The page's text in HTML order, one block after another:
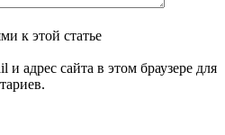
к этой статье
адрес сайта в этом браузере для